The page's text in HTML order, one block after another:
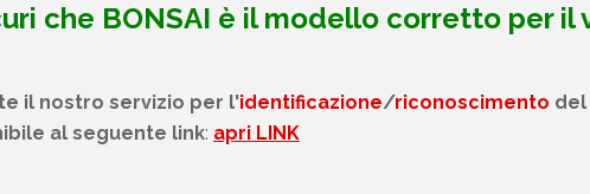
cheBONSAIè il modello corretto per il
il nostro servizio per l'identificazione/riconoscimentodel
al seguente link:apri LINK